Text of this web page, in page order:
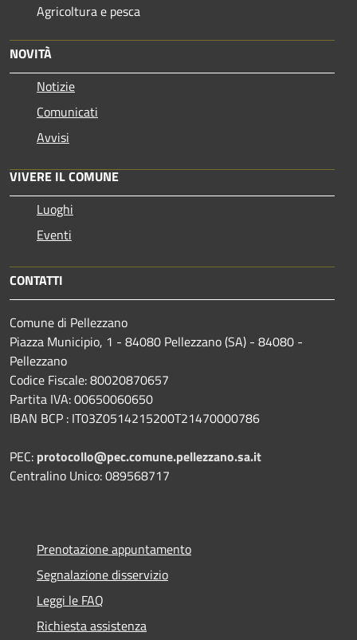
Agricoltura e pesca
NOVITÀ
Notizie
Comunicati
Avvisi
VIVERE IL COMUNE
Luoghi
Eventi
CONTATTI
Comune di Pellezzano
Piazza Municipio, 1 - 84080 Pellezzano (SA) - 84080 -
Pellezzano
Codice Fiscale: 80020870657
Partita IVA: 00650060650
IBAN BCP : IT03Z0514215200T21470000786
PEC: protocollo@pec.comune.pellezzano.sa.it
Centralino Unico: 089568717
Prenotazione appuntamento
Segnalazione disservizio
Leggi le FAQ
Richiesta assistenza